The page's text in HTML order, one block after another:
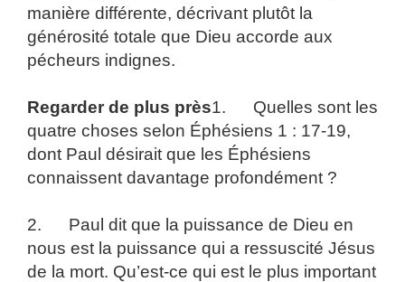
manière différente, décrivant plutôt la
générosité totale que Dieu accorde aux
pécheurs indignes.
Regarder de plus près1. Quelles sont les
quatre choses selon Éphésiens 1 : 17-19,
dont Paul désirait que les Éphésiens
connaissent davantage profondément ?
2. Paul dit que la puissance de Dieu en
nous est la puissance qui a ressuscité Jésus
de la mort. Qu’est-ce qui est le plus important